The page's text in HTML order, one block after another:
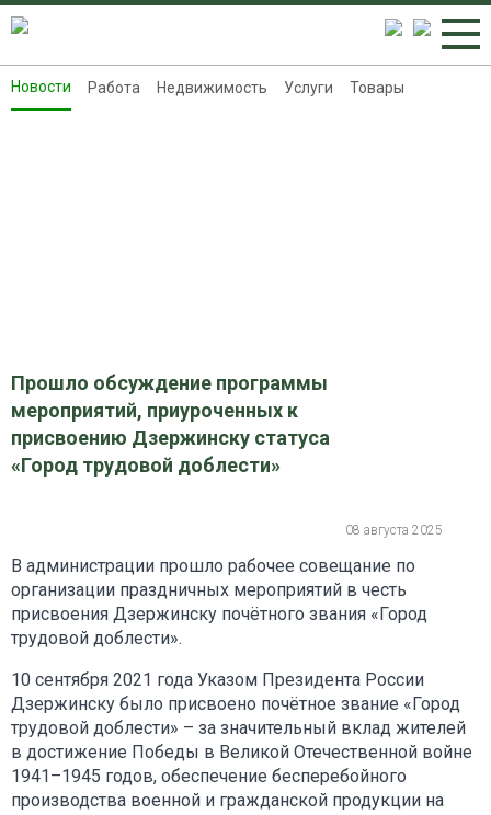
Новости
Новости Работа Недвижимость Услуги Товары
Прошло обсуждение программы
мероприятий, приуроченных к
присвоению Дзержинску статуса
«Город трудовой доблести»
08 августа 2025
В администрации прошло рабочее совещание по
организации праздничных мероприятий в честь
присвоения Дзержинску почётного звания «Город
трудовой доблести».
10 сентября 2021 года Указом Президента России
Дзержинску было присвоено почётное звание «Город
трудовой доблести» – за значительный вклад жителей
в достижение Победы в Великой Отечественной войне
1941–1945 годов, обеспечение бесперебойного
производства военной и гражданской продукции на